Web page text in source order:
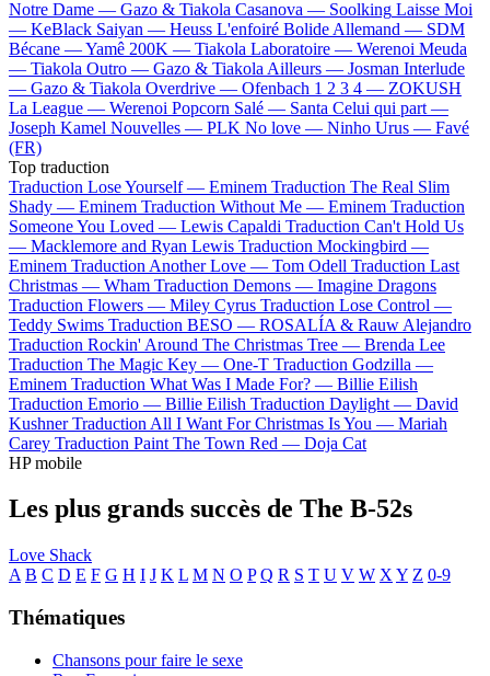
Notre Dame — Gazo & Tiakola Casanova — Soolking Laisse Moi
— KeBlack Saiyan — Heuss L'enfoiré Bolide Allemand — SDM
Bécane —Yamê 200K — Tiakola Laboratoire — Werenoi Meuda
— Tiakola Outro — Gazo & Tiakola Ailleurs — Josman Interlude
— Gazo & Tiakola Overdrive — Ofenbach 1 2 3 4 — ZOKUSH
La League — Werenoi Popcorn Salé — Santa Celui qui part —
Joseph Kamel Nouvelles — PLK No love — Ninho Urus — Favé
(FR)
Top traduction
Traduction Lose Yourself — Eminem Traduction The Real Slim
Shady — Eminem Traduction Without Me — Eminem Traduction
Someone You Loved — Lewis Capaldi Traduction Can't Hold Us
— Macklemore and Ryan Lewis Traduction Mockingbird —
Eminem Traduction Another Love — Tom Odell Traduction Last
Christmas — Wham Traduction Demons — Imagine Dragons
Traduction Flowers — Miley Cyrus Traduction Lose Control —
Teddy Swims Traduction BESO — ROSALÍA & Rauw Alejandro
Traduction Rockin' Around The Christmas Tree — Brenda Lee
Traduction The Magic Key — One-T Traduction Godzilla —
Eminem Traduction What Was I Made For? — Billie Eilish
Traduction Emorio — Billie Eilish Traduction Daylight — David
Kushner Traduction All I Want For Christmas Is You — Mariah
Carey Traduction Paint The Town Red — Doja Cat
HP mobile
Les plus grands succès de The B-52s
Love Shack
A B C D E F G H I J K L M N O P Q R S T U V W X Y Z 0-9
Thématiques
Chansons pour faire le sexe